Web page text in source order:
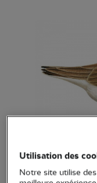
Petit
Utilisation des
Notre site utilise